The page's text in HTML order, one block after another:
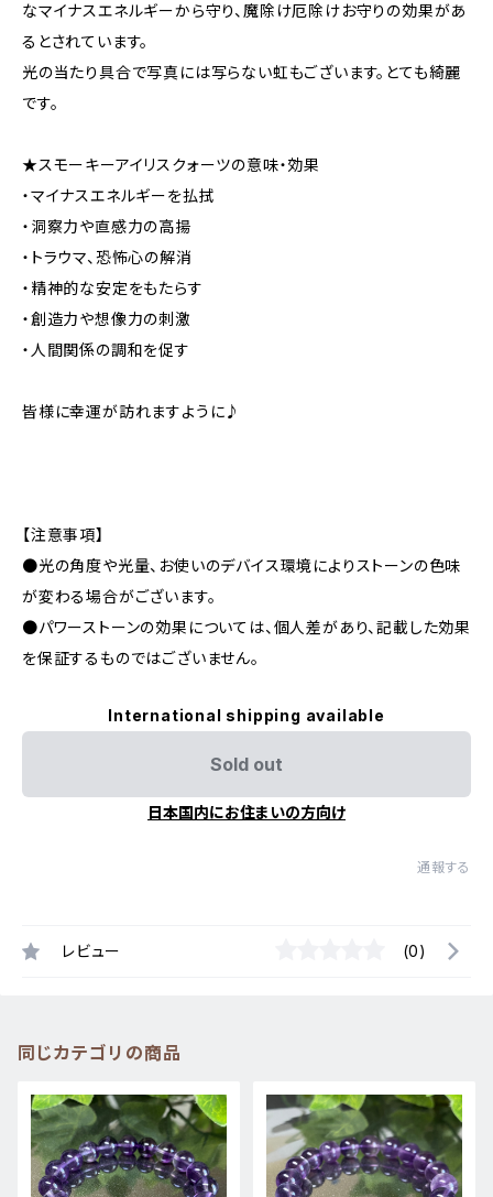
なマイナスエネルギーから守り、魔除け厄除けお守りの効果があ
るとされています。
光の当たり具合で写真には写らない虹もございます。とても綺麗
です。
★スモーキーアイリスクォーツの意味・効果
・マイナスエネルギーを払拭
・洞察力や直感力の高揚
・トラウマ、恐怖心の解消
・精神的な安定をもたらす
・創造力や想像力の刺激
・人間関係の調和を促す
皆様に幸運が訪れますように♪
【注意事項】
●光の角度や光量、お使いのデバイス環境によりストーンの色味
が変わる場合がございます。
●パワーストーンの効果については、個人差があり、記載した効果
を保証するものではございません。
International shipping available
Sold out
日本国内にお住まいの方向け
通報する
レビュー (0)
同じカテゴリの商品